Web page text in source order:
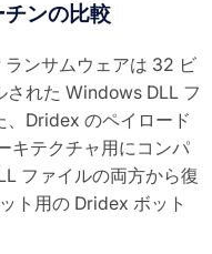
ンの比較
ンサムウェアは 32 ビ
された Windows DLL フ
、Dridex のペイロード
キテクチャ用にコンパ
ファイルの両方から復
ト用の Dridex ボット